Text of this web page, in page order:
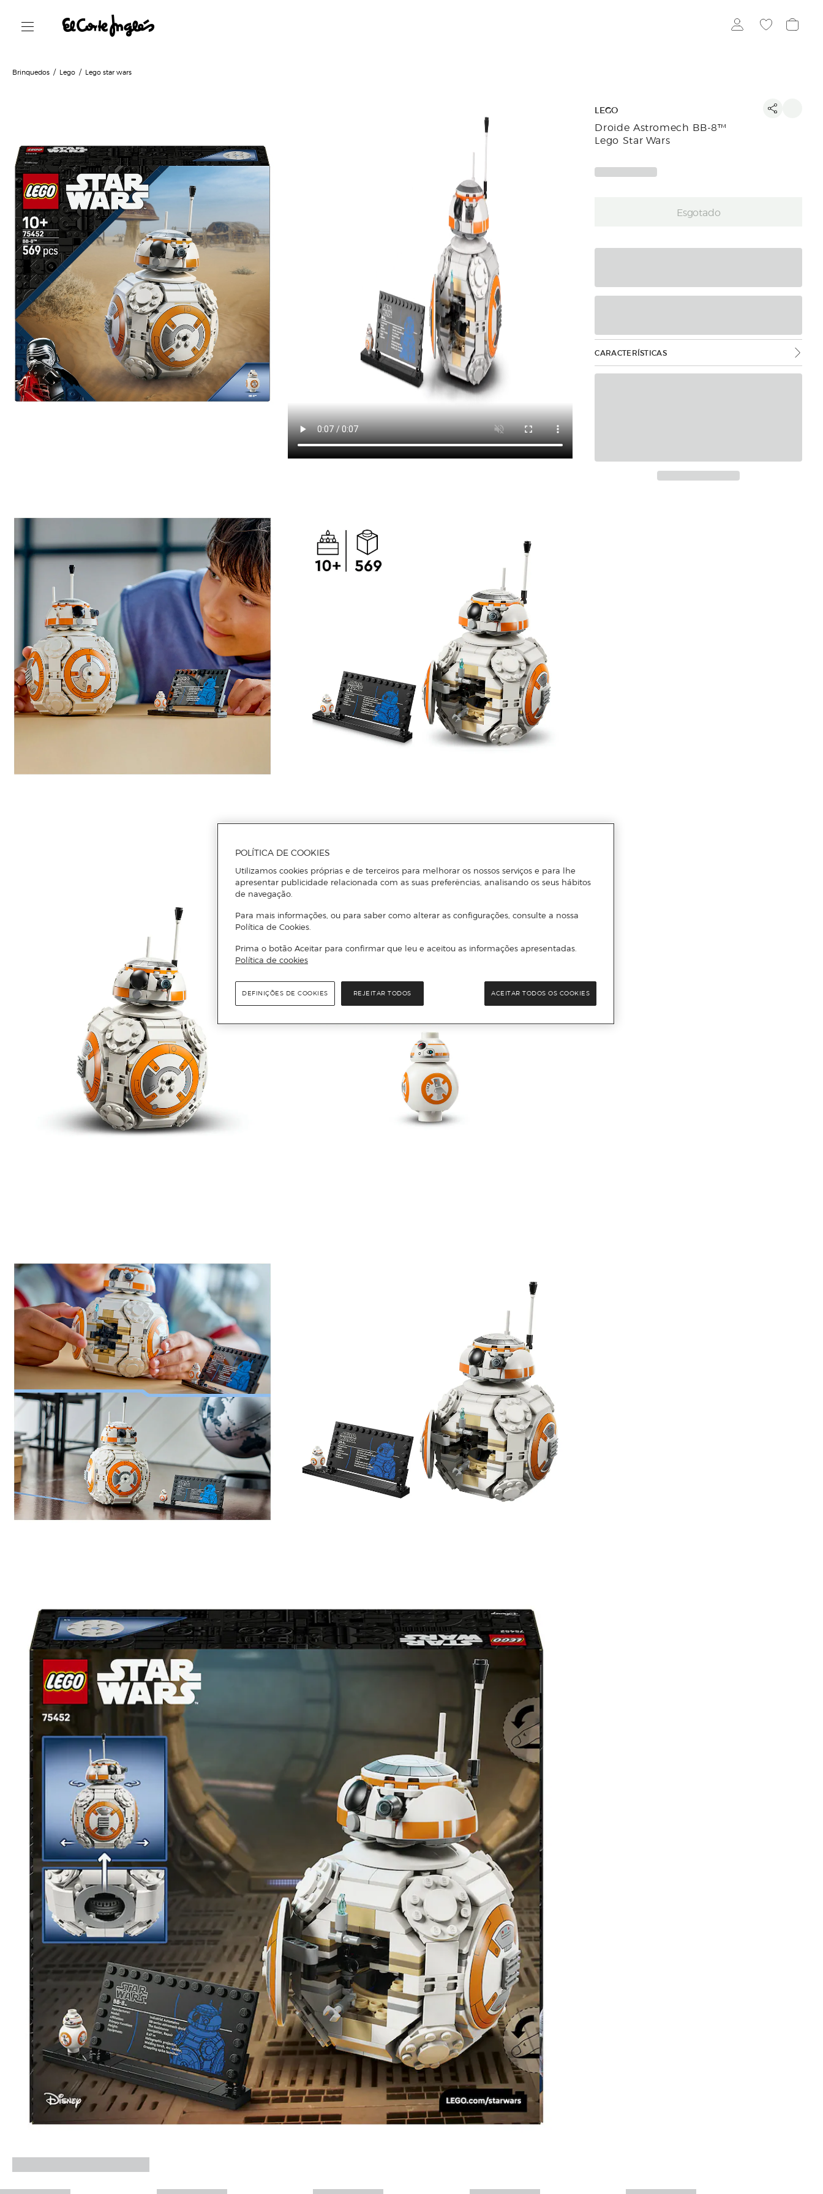
Brinquedos Lego Lego star wars
LEGO
Droide Astromech BB-8™
Lego Star Wars
Esgotado
CARACTERÍSTICAS
Mais informações
POLÍTICA DE COOKIES
Utilizamos cookies próprias e de terceiros para melhorar os nossos serviços e para lhe
apresentar publicidade relacionada com as suas preferências, analisando os seus hábitos
de navegação.
Para mais informações, ou para saber como alterar as configurações, consulte a nossa
Política de Cookies.
Prima o botão Aceitar para confirmar que leu e aceitou as informações apresentadas.
Política de cookies
REJEITAR TODOS ACEITAR TODOS OS COOKIES
DEFINIÇÕES DE COOKIES